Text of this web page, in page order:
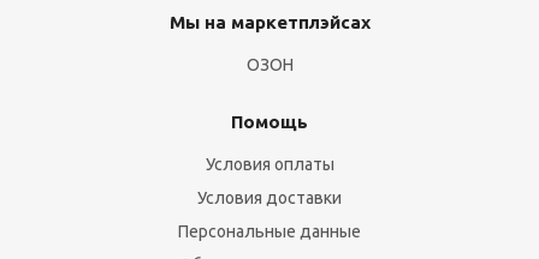
Мы на маркетплэйсах
ОЗОН
Помощь
Условия оплаты
Условия доставки
Персональные данные